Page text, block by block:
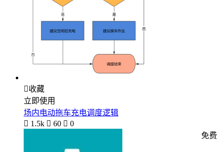
收藏
立即使用
场内电动拖车充电调度逻辑
 1.5k  60  0
免费